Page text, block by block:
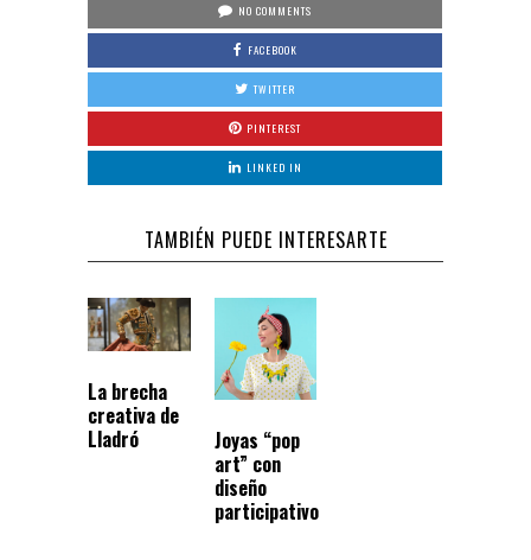
NO COMMENTS
FACEBOOK
TWITTER
PINTEREST
LINKED IN
TAMBIÉN PUEDE INTERESARTE
La brecha
creativa de
Lladró
Joyas “pop
art” con
diseño
participativo